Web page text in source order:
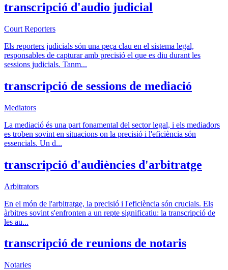
transcripció d'audio judicial
Court Reporters
Els reporters judicials són una peça clau en el sistema legal,
responsables de capturar amb precisió el que es diu durant les
sessions judicials. Tanm...
transcripció de sessions de mediació
Mediators
La mediació és una part fonamental del sector legal, i els mediadors
es troben sovint en situacions on la precisió i l'eficiència són
essencials. Un d...
transcripció d'audiències d'arbitratge
Arbitrators
En el món de l'arbitratge, la precisió i l'eficiència són crucials. Els
àrbitres sovint s'enfronten a un repte significatiu: la transcripció de
les au...
transcripció de reunions de notaris
Notaries